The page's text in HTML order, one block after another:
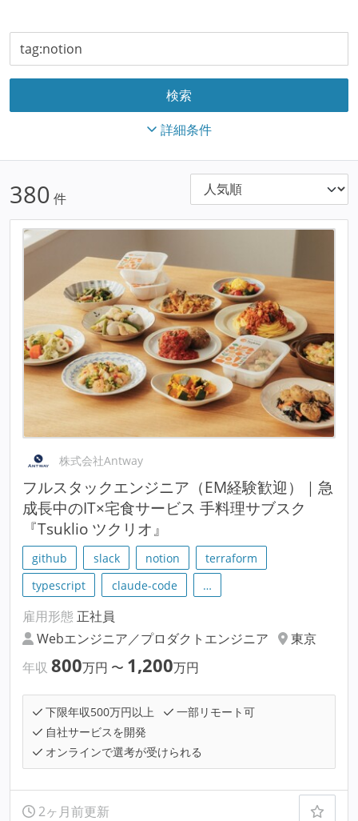
詳細条件
380 件
株式会社Antway
フルスタックエンジニア（EM経験歓迎）｜急
成長中のIT×宅食サービス 手料理サブスク
『Tsuklio ツクリオ』
github slack notion
terraform
typescript
claude-code …
雇用形態 正社員
Webエンジニア／プロダクトエンジニア
東京
年収 800万円 〜 1,200万円
下限年収500万円以上
一部リモート可
自社サービスを開発
オンラインで選考が受けられる
2ヶ月前更新